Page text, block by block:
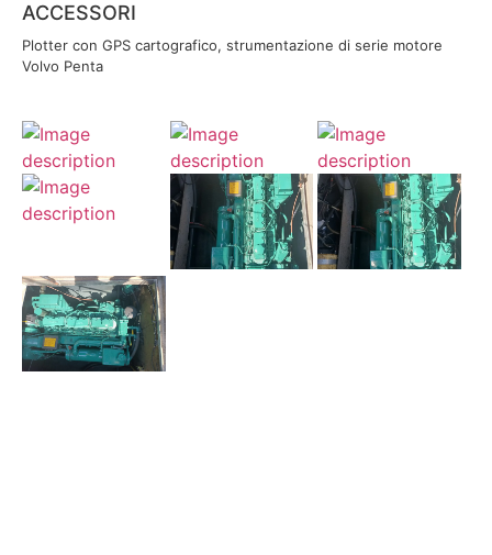
ACCESSORI
Plotter con GPS cartografico, strumentazione di serie motore
Volvo Penta